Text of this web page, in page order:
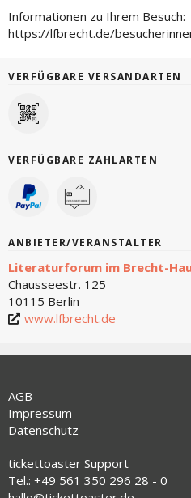
Informationen zu Ihrem Besuch:
https://lfbrecht.de/
VERFÜGBARE VERSANDARTEN
VERFÜGBARE ZAHLARTEN
ANBIETER/VERANSTALTER
Literaturforum im Brecht-
Chausseestr. 125
10115 Berlin
www.lfbrecht.de
AGB
Impressum
Datenschutz
tickettoaster Support
Tel.: +49 561 350 296 28 - 0